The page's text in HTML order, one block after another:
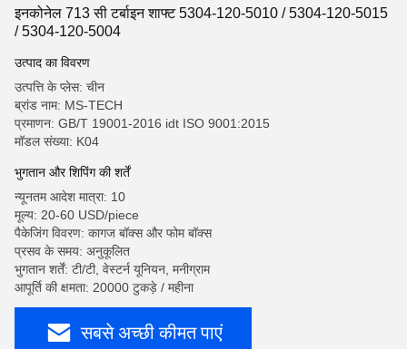
इनकोनेल 713 सी टर्बाइन शाफ्ट 5304-120-5010 / 5304-120-5015
/ 5304-120-5004
उत्पाद का विवरण
उत्पत्ति के प्लेस: चीन
ब्रांड नाम: MS-TECH
प्रमाणन: GB/T 19001-2016 idt ISO 9001:2015
मॉडल संख्या: K04
भुगतान और शिपिंग की शर्तें
न्यूनतम आदेश मात्रा: 10
मूल्य: 20-60 USD/piece
पैकेजिंग विवरण: कागज बॉक्स और फोम बॉक्स
प्रसव के समय: अनुकूलित
भुगतान शर्तें: टी/टी, वेस्टर्न यूनियन, मनीग्राम
आपूर्ति की क्षमता: 20000 टुकड़े / महीना
सबसे अच्छी कीमत पाएं